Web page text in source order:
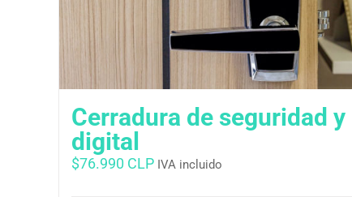
Cerradura de seguridad y
digital
$76.990 CLP IVA incluido